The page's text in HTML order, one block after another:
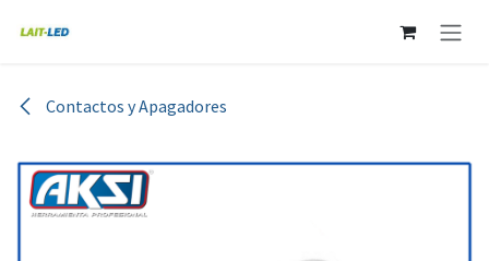
Contactos y Apagadores